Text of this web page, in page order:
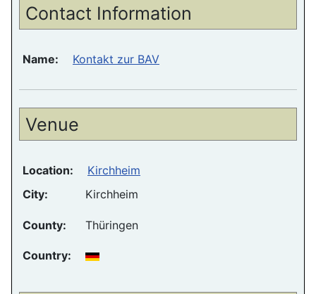
Contact Information
Name: Kontakt zur BAV
Venue
Location:
Kirchheim
City:
Kirchheim
County: Thüringen
Country: